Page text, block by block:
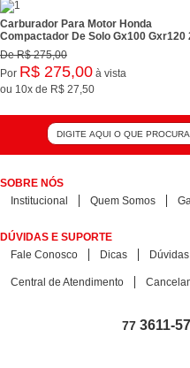
Carburador Para Motor Honda
Compactador De Solo Gx100 Gxr120
DeR$ 275,00
Por R$ 275,00 à vista
ou 10x de R$ 27,50
SOBRE NÓS
Institucional
Quem Somos
DÚVIDAS E SUPORTE
Fale Conosco
Dicas
Central de Atendimento
77 3611-